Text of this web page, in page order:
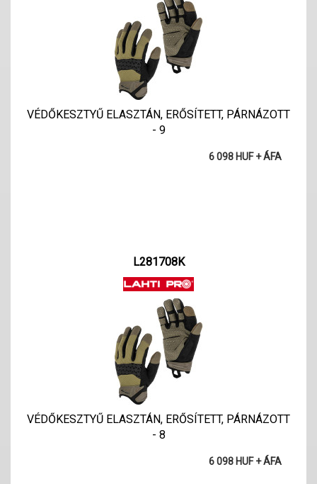
VÉDŐKESZTYŰ ELASZTÁN, ERŐSÍTETT, PÁRNÁZOTT
- 9
6 098 HUF + ÁFA
L281708K
VÉDŐKESZTYŰ ELASZTÁN, ERŐSÍTETT, PÁRNÁZOTT
- 8
6 098 HUF + ÁFA